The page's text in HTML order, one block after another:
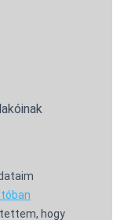
hogy